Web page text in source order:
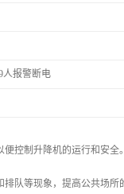
人报警断电
控制升降机的运行和安
队等现象，提高公共场所